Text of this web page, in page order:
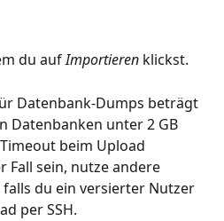
du auf Importieren klickst.
Datenbank-Dumps beträgt
Datenbanken unter 2 GB
beim Upload
Fall sein, nutze andere
du ein versierter Nutzer
per SSH.